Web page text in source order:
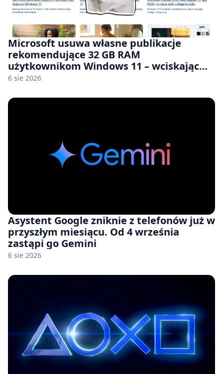
Microsoft usuwa własne publikacje
rekomendujące 32 GB RAM
użytkownikom Windows 11 – wciskając
nam przy tym komputery z 8 GB RAM po
6 sie 2026
Asystent Google zniknie z telefonów już w
przyszłym miesiącu. Od 4 września
zastąpi go Gemini
6 sie 2026